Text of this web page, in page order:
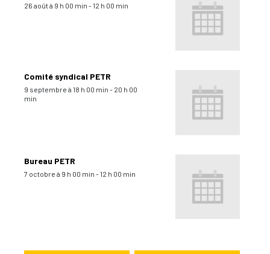
26 août à 9 h 00 min -12 h 00 min
Comité syndical PETR
9 septembre à 18 h 00 min - 20 h 00
min
Bureau PETR
7 octobre à 9 h 00 min -12 h 00 min